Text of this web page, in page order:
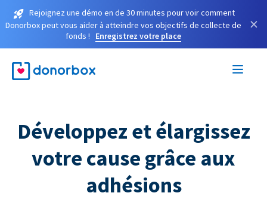
Rejoignez une démo en de 30 minutes pour voir comment
Donorbox peut vous aider à atteindre vos objectifs de collecte de
fonds !
Enregistrez votre place
×
Développez et élargissez
votre cause grâce aux
adhésions